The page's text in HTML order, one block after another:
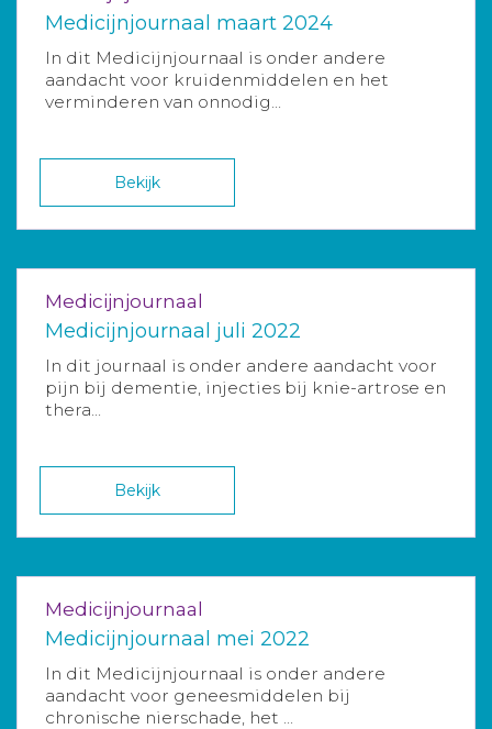
Medicijnjournaal maart 2024
In dit Medicijnjournaal is onder andere
aandacht voor kruidenmiddelen en het
verminderen van onnodig...
Bekijk
Medicijnjournaal
Medicijnjournaal juli 2022
In dit journaal is onder andere aandacht voor
pijn bij dementie, injecties bij knie-artrose en
thera...
Bekijk
Medicijnjournaal
Medicijnjournaal mei 2022
In dit Medicijnjournaal is onder andere
aandacht voor geneesmiddelen bij
chronische nierschade, het ...